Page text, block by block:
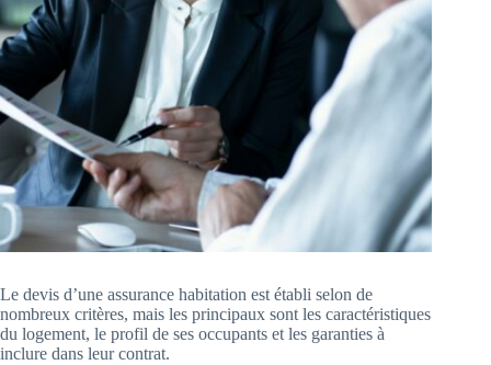
Le devis d’une assurance habitation est établi selon de
nombreux critères, mais les principaux sont les caractéristiques
du logement, le profil de ses occupants et les garanties à
inclure dans leur contrat.